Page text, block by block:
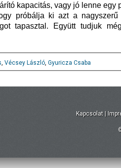
kapacitás, vagy jó lenne
próbálja ki azt a
tapasztal. Együtt tudjuk
, Vécsey László, Gyuricza Csaba
Kapcsolat |